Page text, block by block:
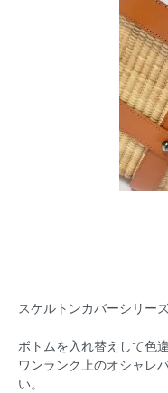
スケルトンカバーシリー
ボトムを入れ替えして色
ワンランク上のオシャレ
い。